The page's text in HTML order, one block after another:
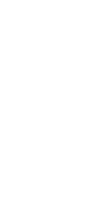
a čistý, pravidelně
dospělého.